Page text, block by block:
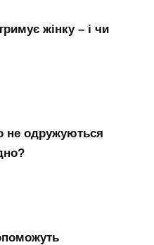
жінку – і чи
не одружуються